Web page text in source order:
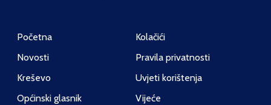
Početna
Novosti
Kreševo
Općinski glasnik
Kolačići
Pravila privatnosti
Uvjeti korištenja
Vijeće